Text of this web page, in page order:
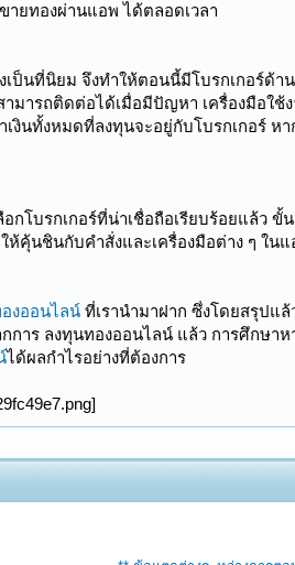
ายทองผ่านแอพ ได้ตลอดเวลา
เป็นที่นิยม จึงทำให้ตอนนี้มีโบรกเกอร์ด้
มารถติดต่อได้เมื่อมีปัญหา เครื่องมือใช้
งินทั้งหมดที่ลงทุนจะอยู่กับโบรกเกอร์
กโบรกเกอร์ที่น่าเชื่อถือเรียบร้อยแล้ว
ให้คุ้นชินกับคำสั่งและเครื่องมือต่าง ๆ
งออนไลน์ ที่เรานำมาฝาก ซึ่งโดยสรุปแ
าร ลงทุนทองออนไลน์ แล้ว การศึกษาห
ได้ผลกำไรอย่างที่ต้องการ